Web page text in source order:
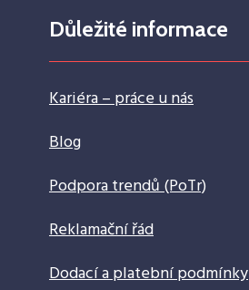
Důležité informace
Kariéra – práce u nás
Blog
Podpora trendů (PoTr)
Reklamační řád
Dodací a platební podmínky